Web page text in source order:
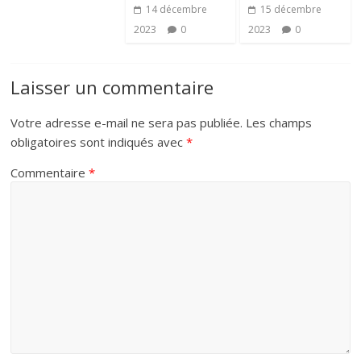
14 décembre
2023
0
15 décembre
2023
0
Laisser un commentaire
Votre adresse e-mail ne sera pas publiée. Les champs
obligatoires sont indiqués avec*
Commentaire*